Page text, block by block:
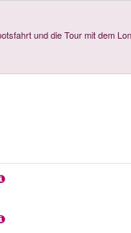
und die Tour mit dem